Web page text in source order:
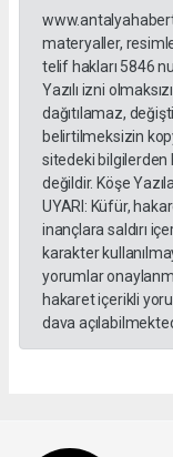
materyaller,
telif hakları 5846
Yazılı izni
dağıtılamaz,
belirtilmeksizin
sitedeki bilgilerden
değildir. Köşe
UYARI: Küfür,
inançlara saldırı
karakter
yorumlar
hakaret içerikli
dava